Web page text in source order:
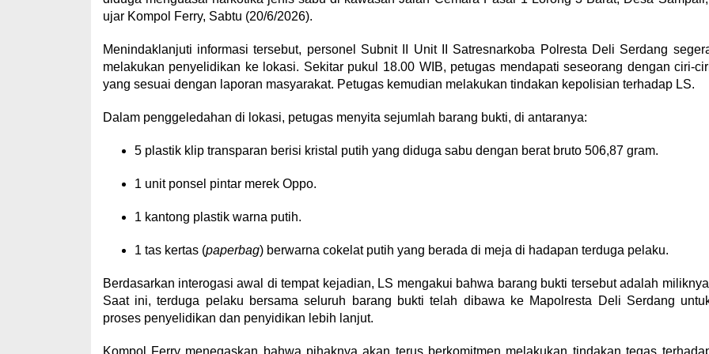
ujar Kompol Ferry, Sabtu (20/6/2026).
Menindaklanjuti informasi tersebut, personel Subnit II Unit II Satresnarkoba Polresta Deli Serdang
melakukan penyelidikan ke lokasi. Sekitar pukul 18.00 WIB, petugas mendapati seseorang dengan ciri-
yang sesuai dengan laporan masyarakat. Petugas kemudian melakukan tindakan kepolisian terhadap LS.
Dalam penggeledahan di lokasi, petugas menyita sejumlah barang bukti, di antaranya:
5 plastik klip transparan berisi kristal putih yang diduga sabu dengan berat bruto 506,87 gram.
1 unit ponsel pintar merek Oppo.
1 kantong plastik warna putih.
1 tas kertas (paperbag) berwarna cokelat putih yang berada di meja di hadapan terduga pelaku.
Berdasarkan interogasi awal di tempat kejadian, LS mengakui bahwa barang bukti tersebut adalah
Saat ini, terduga pelaku bersama seluruh barang bukti telah dibawa ke Mapolresta Deli Serdang
proses penyelidikan dan penyidikan lebih lanjut.
Kompol Ferry menegaskan bahwa pihaknya akan terus berkomitmen melakukan tindakan tegas